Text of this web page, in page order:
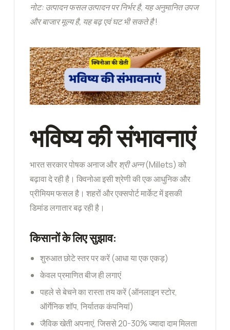
नोट: उत्पादन फसल उत्पादन पर निर्भर है, यह अनुमानित उपज
और बाजार मूल्य है, यह बढ़ एवं घट भी सकते है!
भविष्य की संभावनाएं
भारत सरकार पोषक अनाज और श्री अन्न(Millets) को
बढ़ावा दे रही है। क्विनोआ इसी श्रेणी की एक आधुनिक और
प्रीमियम फसल है। शहरों और एक्सपोर्ट मार्केट में इसकी
डिमांड लगातार बढ़ रही है।
किसानों के लिए सुझाव:
शुरुआत छोटे स्तर पर करें (आधा या एक एकड़)
केवल प्रमाणित बीज ही लगाएं
पहले से बेचने का रास्ता तय करें (ऑनलाइन स्टोर,
ऑर्गेनिक शॉप, निर्यातक कंपनियां)
जैविक खेती अपनाएं, जिससे 20-30% ज्यादा दाम मिलता